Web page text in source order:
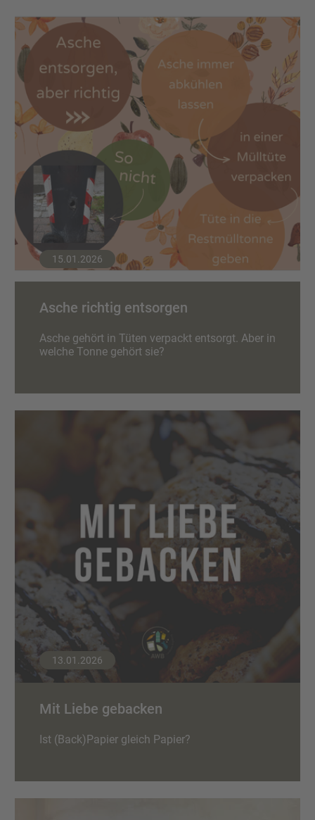
15.01.2026
Asche richtig entsorgen
Asche gehört in Tüten verpackt entsorgt. Aber in
welche Tonne gehört sie?
13.01.2026
Mit Liebe gebacken
Ist (Back)Papier gleich Papier?